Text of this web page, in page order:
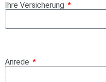
Ihre Versicherung
Anrede